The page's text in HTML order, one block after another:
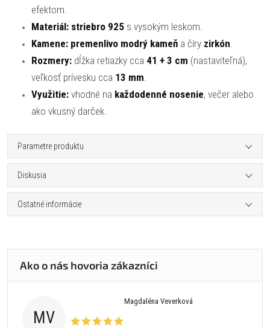
efektom.
Materiál: striebro 925 s vysokým leskom.
Kamene: premenlivo modrý kameň a číry zirkón.
Rozmery: dĺžka retiazky cca 41 + 3 cm (nastaviteľná),
veľkosť prívesku cca 13 mm.
Využitie: vhodné na každodenné nosenie, večer alebo
ako vkusný darček.
Parametre produktu
Diskusia
Ostatné informácie
MV
Magdaléna Veverková